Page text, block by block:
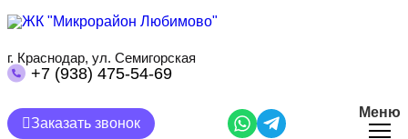
содержанию
г. Краснодар, ул. Семигорская
+7 (938) 475-54-69
Заказать звонок
Меню